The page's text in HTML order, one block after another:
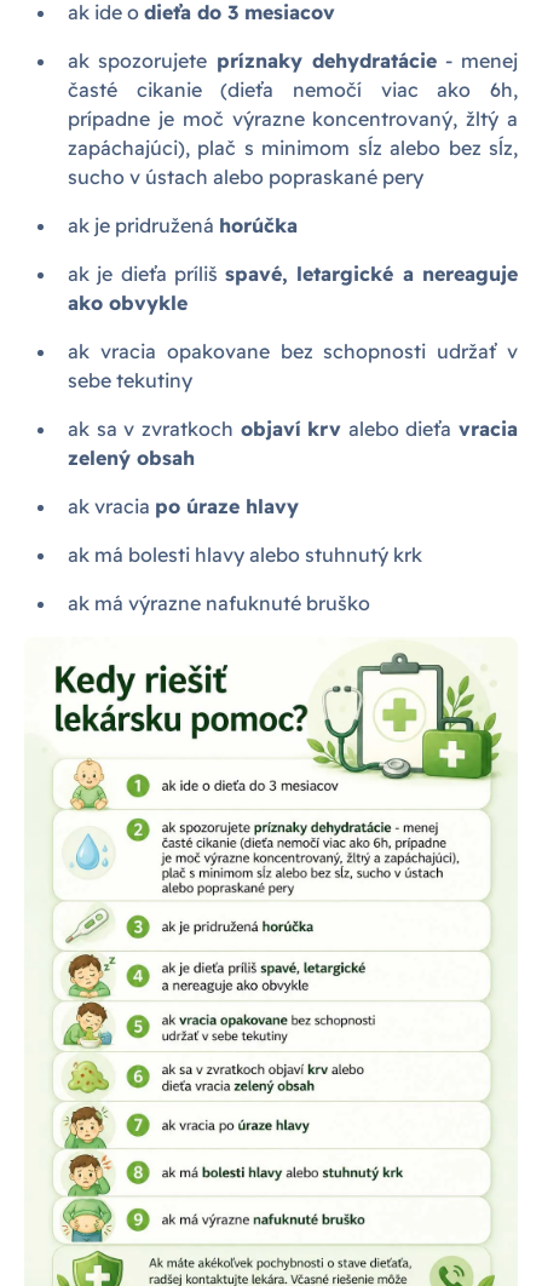
ak ide o dieťa do 3 mesiacov
ak spozorujete príznaky dehydratácie - menej
časté cikanie (dieťa nemočí viac ako 6h,
prípadne je moč výrazne koncentrovaný, žltý a
zapáchajúci), plač s minimom sĺz alebo bez sĺz,
sucho v ústach alebo popraskané pery
ak je pridružená horúčka
ak je dieťa prílišspavé, letargické a nereaguje
ako obvykle
ak vracia opakovane bez schopnosti udržať v
sebe tekutiny
ak sa v zvratkoch objaví krv alebo dieťa vracia
zelený obsah
ak vracia po úraze hlavy
ak má bolesti hlavy alebo stuhnutý krk
ak má výrazne nafuknuté bruško